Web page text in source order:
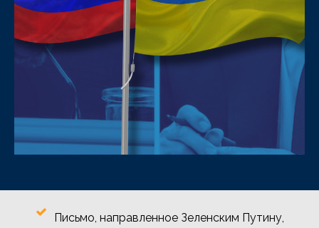
Письмо, направленное Зеленским Путину,